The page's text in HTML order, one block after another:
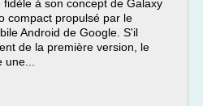
à son concept de Galaxy
compact propulsé par le
Android de Google. S'il
de la première version, le